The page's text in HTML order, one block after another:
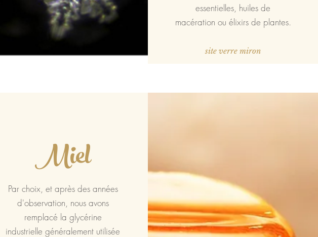
essentielles, huiles de
macération ou élixirs de plantes.
site verre miron
Miel
Par choix, et après des années
d'observation, nous avons
remplacé la glycérine
industrielle généralement utilisée